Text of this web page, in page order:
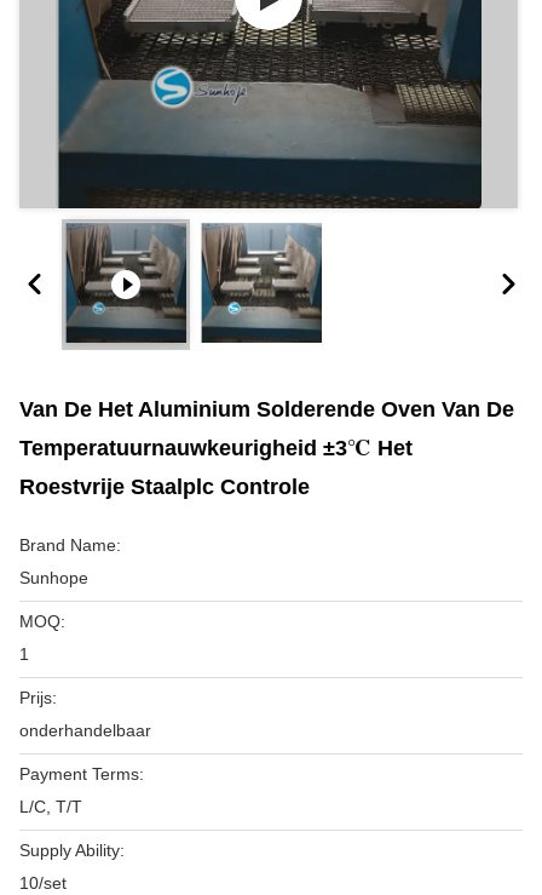
Van De Het Aluminium Solderende Oven Van De
Temperatuurnauwkeurigheid ±3℃ Het
Roestvrije Staalplc Controle
Brand Name:
Sunhope
MOQ:
1
Prijs:
onderhandelbaar
Payment Terms:
L/C, T/T
Supply Ability:
10/set